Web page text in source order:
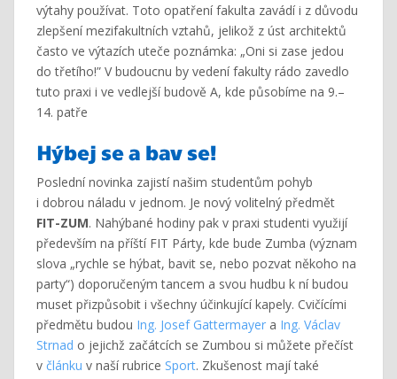
výtahy používat. Toto opatření fakulta zavádí i z důvodu
zlepšení mezifakultních vztahů, jelikož z úst architektů
často ve výtazích uteče poznámka: „Oni si zase jedou
do třetího!” V budoucnu by vedení fakulty rádo zavedlo
tuto praxi i ve vedlejší budově A, kde působíme na 9.–
14. patře
Hýbej se a bav se!
Poslední novinka zajistí našim studentům pohyb
i dobrou náladu v jednom. Je nový volitelný předmět
FIT-ZUM. Nahýbané hodiny pak v praxi studenti využijí
především na příští FIT Párty, kde bude Zumba (význam
slova „rychle se hýbat, bavit se, nebo pozvat někoho na
party“) doporučeným tancem a svou hudbu k ní budou
muset přizpůsobit i všechny účinkující kapely. Cvičícími
předmětu budou Ing. Josef Gattermayer a Ing. Václav
Strnad o jejichž začátcích se Zumbou si můžete přečíst
v článku v naší rubrice Sport. Zkušenost mají také